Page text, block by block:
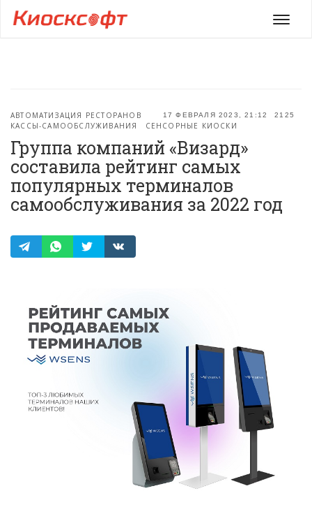
Меню
17 ФЕВРАЛЯ 2023, 21:12 2125
АВТОМАТИЗАЦИЯ РЕСТОРАНОВ
КАССЫ-САМООБСЛУЖИВАНИЯ
СЕНСОРНЫЕ КИОСКИ
Группа компаний «Визард»
составила рейтинг самых
популярных терминалов
самообслуживания за 2022 год